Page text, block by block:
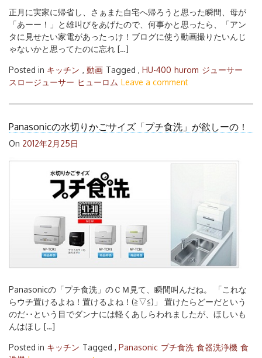
正月に実家に帰省し、さぁまた自宅へ帰ろうと思った瞬間、母が
「あーー！」と雄叫びをあげたので、何事かと思ったら、「アン
タに見せたい家電があったっけ！ブログに使う動画撮りたいんじ
ゃないかと思ってたのに忘れ […]
Posted in キッチン , 動画 Tagged , HU-400 hurom ジューサー
スロージューサー ヒューロム Leave a comment
Panasonicの水切りかごサイズ「プチ食洗」が欲しーの！
On 2012年2月25日
Panasonicの「プチ食洗」のＣＭ見て、瞬間叫んだね。 「これな
らウチ置けるよね！置けるよね！(≧▽≦)」 置けたらどーだという
のだ･･という目でダンナには軽くあしらわれましたが、ほしいも
んはほし […]
Posted in キッチン Tagged , Panasonic プチ食洗 食器洗浄機 食